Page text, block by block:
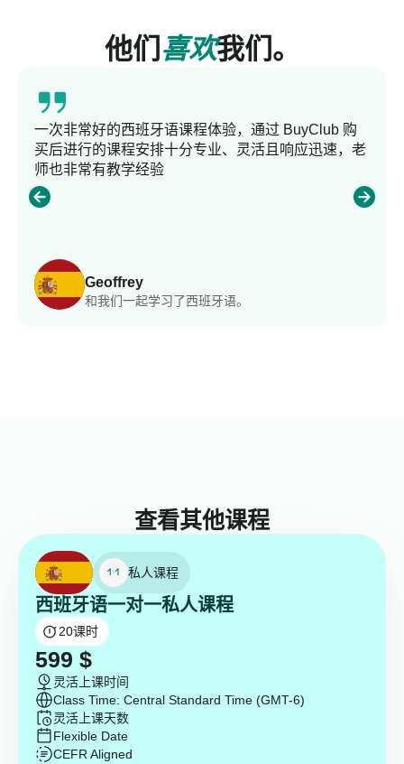
他们 喜欢我们。
Geoffrey
和我们一起学习了西班牙语。
一次非常好的西班牙语课程体验，通过 BuyClub 购
买后进行的课程安排十分专业、灵活且响应迅速，老
师也非常有教学经验
查看其他课程
私人课程
西班牙语一对一私人课程
20课时
599 $
灵活上课时间
Class Time: Central Standard Time (GMT-6)
灵活上课天数
Flexible Date
CEFR Aligned